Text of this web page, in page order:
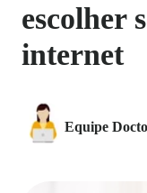
escolher
internet
Equipe